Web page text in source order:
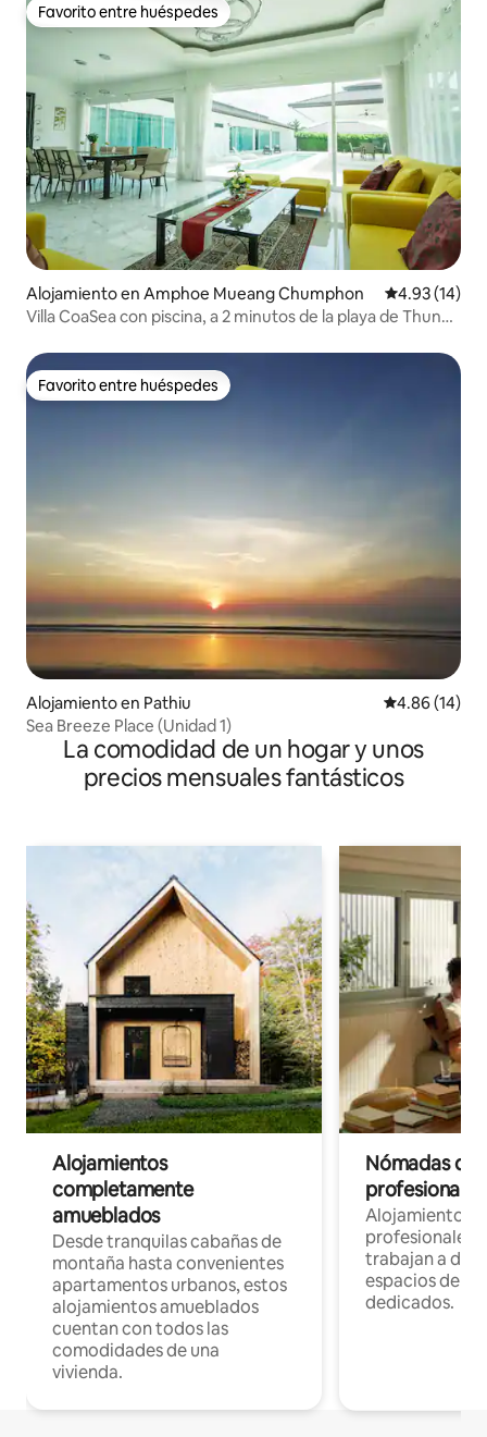
Favorito entre huéspedes
Favorito entre huéspedes
Alojamiento en Amphoe Mueang Chumphon Calificación
4.93 (14)
Villa CoaSea con piscina, a 2 minutos de la playa de Thung
Favorito entre huéspedes
Favorito entre huéspedes
Alojamiento en Pathiu Calificación
4.86 (14)
Sea Breeze Place (Unidad 1)
La comodidad de un hogar y unos
precios mensuales fantásticos
Alojamientos
completamente
amueblados
Desde tranquilas cabañas de
montaña hasta convenientes
apartamentos urbanos, estos
alojamientos amueblados
cuentan con todos las
comodidades de una
vivienda.
Nómadas
Alojamientos
profesionales
trabajan a
espacios de
dedicados.